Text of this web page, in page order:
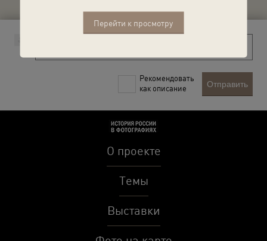
Перейти к просмотру
Рекомендовать
как описание
Отправить
О проекте
Темы
Выставки